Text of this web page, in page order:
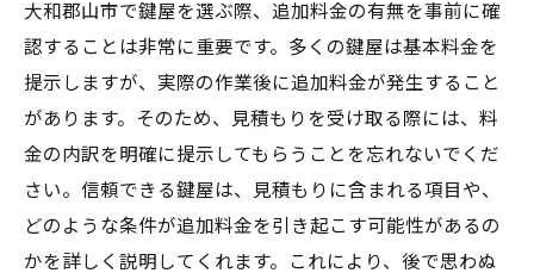
大和郡山市で鍵屋を選ぶ際、追加料金の有無を事前に確
認することは非常に重要です。多くの鍵屋は基本料金を
提示しますが、実際の作業後に追加料金が発生すること
があります。そのため、見積もりを受け取る際には、料
金の内訳を明確に提示してもらうことを忘れないでくだ
さい。信頼できる鍵屋は、見積もりに含まれる項目や、
どのような条件が追加料金を引き起こす可能性があるの
かを詳しく説明してくれます。これにより、後で思わぬ